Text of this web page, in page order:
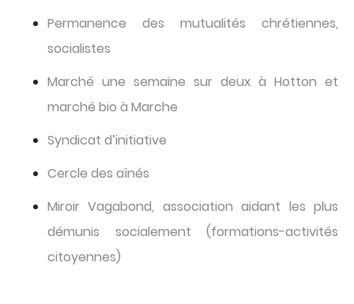
Permanence des mutualités chrétiennes,
socialistes
Marché une semaine sur deux à Hotton et
marché bio à Marche
Syndicat d’initiative
Cercle des aînés
Miroir Vagabond, association aidant les plus
démunis socialement (formations-activités
citoyennes)